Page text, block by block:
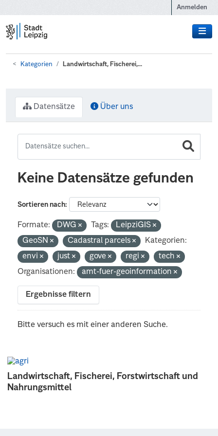
Anmelden
Kategorien Landwirtschaft, Fischerei,...
Landwirtschaft, Fischerei, Forstwirtschaft und
Nahrungsmittel
Datensätze Über uns
Keine Datensätze gefunden
Sortieren nach
Formate: DWG Tags:
LeipziGIS
GeoSN
Cadastral parcels
Kategorien:
envi
just gove regi
tech
Organisationen:
amt-fuer-geoinformation
Ergebnisse filtern
Bitte versuch es mit einer anderen Suche.